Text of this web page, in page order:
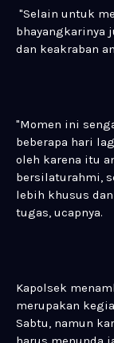
"Selain untuk
bhayangkarinya
dan keakraban
"Momen ini
beberapa hari
oleh karena itu
bersilaturahmi,
lebih khusus
tugas, ucapnya.
Kapolsek
merupakan
Sabtu, namun